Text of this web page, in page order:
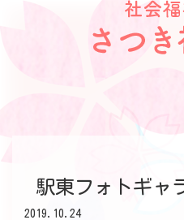
駅東フォトギャ
2019.10.24